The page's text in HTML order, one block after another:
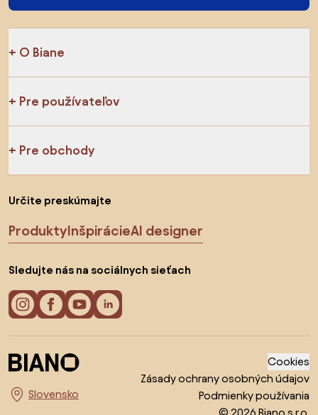
O Biane
Pre používateľov
Pre obchody
Určite preskúmajte
ProduktyInšpirácieAI designer
Sledujte nás na sociálnych sieťach
Vyberte krajinu
Cookies
Zásady ochrany osobných údajov
Podmienky používania
© 2026 Biano s.r.o.